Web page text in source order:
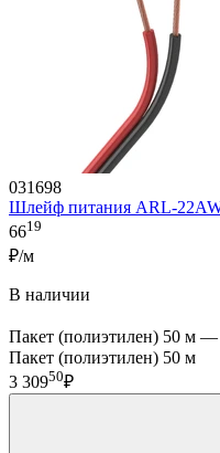
031698
Шлейф питания ARL-
6619
₽/м
В наличии
Пакет (полиэтилен) 50 м —
Пакет (полиэтилен) 50 м
3 30950₽